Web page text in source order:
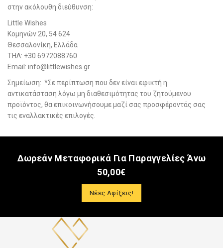
στην ακόλουθη διεύθυνση:
Little Wishes
Κομηνών 20, 54 624
Θεσσαλονίκη, Ελλάδα
ΤΗΛ: +30 6972088760
Email: info@littlewishes.gr
Σημείωση: *Σε περίπτωση που δεν είναι εφικτή η
αντικατάσταση λόγω μη διαθεσιμότητας του ζητούμενου
προϊόντος, θα επικοινωνήσουμε μαζί σας προσφέροντάς σας
τις εναλλακτικές επιλογές.
Δωρεάν Μεταφορικά Για Παραγγελίες Άνω
50,00€
Νέες Αφίξεις!